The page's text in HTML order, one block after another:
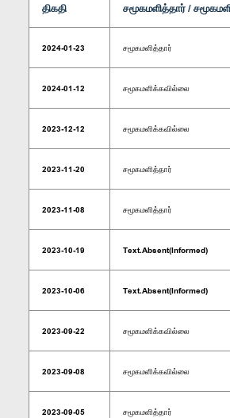
திகதி சமூகமளித்தார் /
2024-01-23 சமூகமளித்தார்
2024-01-12 சமூகமளிக்கவில்லை
2023-12-12 சமூகமளிக்கவில்லை
2023-11-20 சமூகமளித்தார்
2023-11-08 சமூகமளித்தார்
2023-10-19 Text.Absent(Informed)
2023-10-06 Text.Absent(Informed)
2023-09-22 சமூகமளிக்கவில்லை
2023-09-08 சமூகமளிக்கவில்லை
2023-09-05 சமூகமளித்தார்